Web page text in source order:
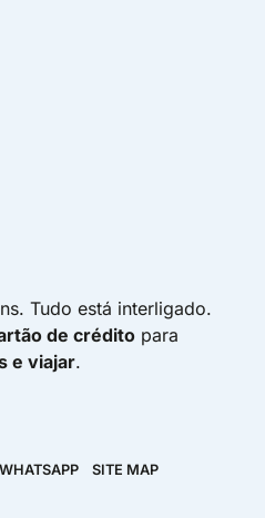
Tudo está interligado.
de crédito para
e viajar.
WHATSAPP
SITE MAP